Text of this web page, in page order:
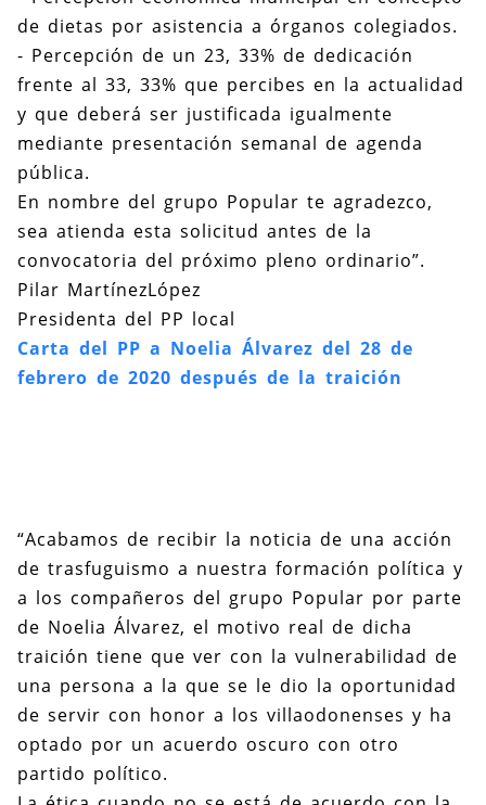
de dietas por asistencia a órganos colegiados.
- Percepción de un 23, 33% de dedicación
frente al 33, 33% que percibes en la actualidad
y que deberá ser justificada igualmente
mediante presentación semanal de agenda
pública.
En nombre del grupo Popular te agradezco,
sea atienda esta solicitud antes de la
convocatoria del próximo pleno ordinario”.
Pilar MartínezLópez
Presidenta del PP local
Carta del PP a Noelia Álvarez del 28 de
febrero de 2020 después de la traición
“Acabamos de recibir la noticia de una acción
de trasfuguismo a nuestra formación política y
a los compañeros del grupo Popular por parte
de Noelia Álvarez, el motivo real de dicha
traición tiene que ver con la vulnerabilidad de
una persona a la que se le dio la oportunidad
de servir con honor a los villaodonenses y ha
optado por un acuerdo oscuro con otro
partido político.